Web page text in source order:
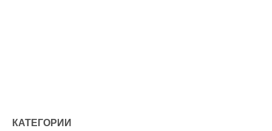
КАТЕГОРИИ